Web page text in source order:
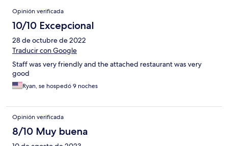
Opiniones
Opinión verificada
10/10 Excepcional
28 de octubre de 2022
Traducir con Google
Staff was very friendly and the attached restaurant was very
good
Ryan, se hospedó 9 noches
Opinión verificada
8/10 Muy buena